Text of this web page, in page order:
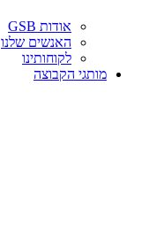
אודות GSB
האנשים שלנו
לקוחותינו
מותגי הקבוצה